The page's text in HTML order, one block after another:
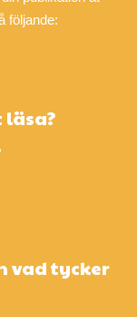
följande:
vad tycker